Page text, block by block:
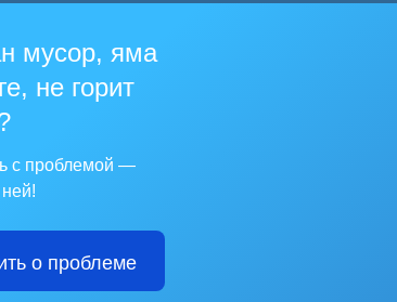
мусор, яма
не горит
с проблемой —
о проблеме